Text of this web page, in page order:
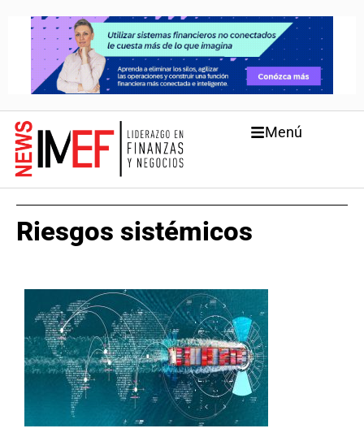
Menú
Riesgos sistémicos